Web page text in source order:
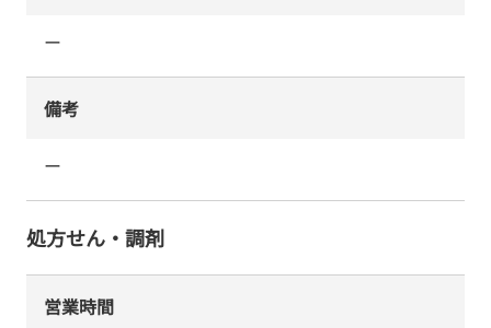
ー
備考
ー
処方せん・調剤
営業時間